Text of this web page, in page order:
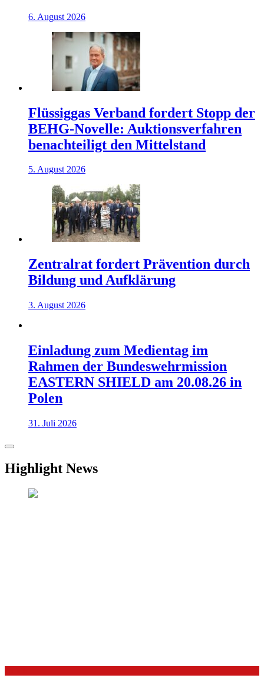
6. August 2026
Flüssiggas Verband fordert Stopp der
BEHG-Novelle: Auktionsverfahren
benachteiligt den Mittelstand
5. August 2026
Zentralrat fordert Prävention durch
Bildung und Aufklärung
3. August 2026
Einladung zum Medientag im
Rahmen der Bundeswehrmission
EASTERN SHIELD am 20.08.26 in
Polen
31. Juli 2026
Highlight News